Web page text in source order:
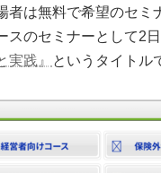
者は無料で希望のセ
スのセミナーとして2
践』
というタイトル